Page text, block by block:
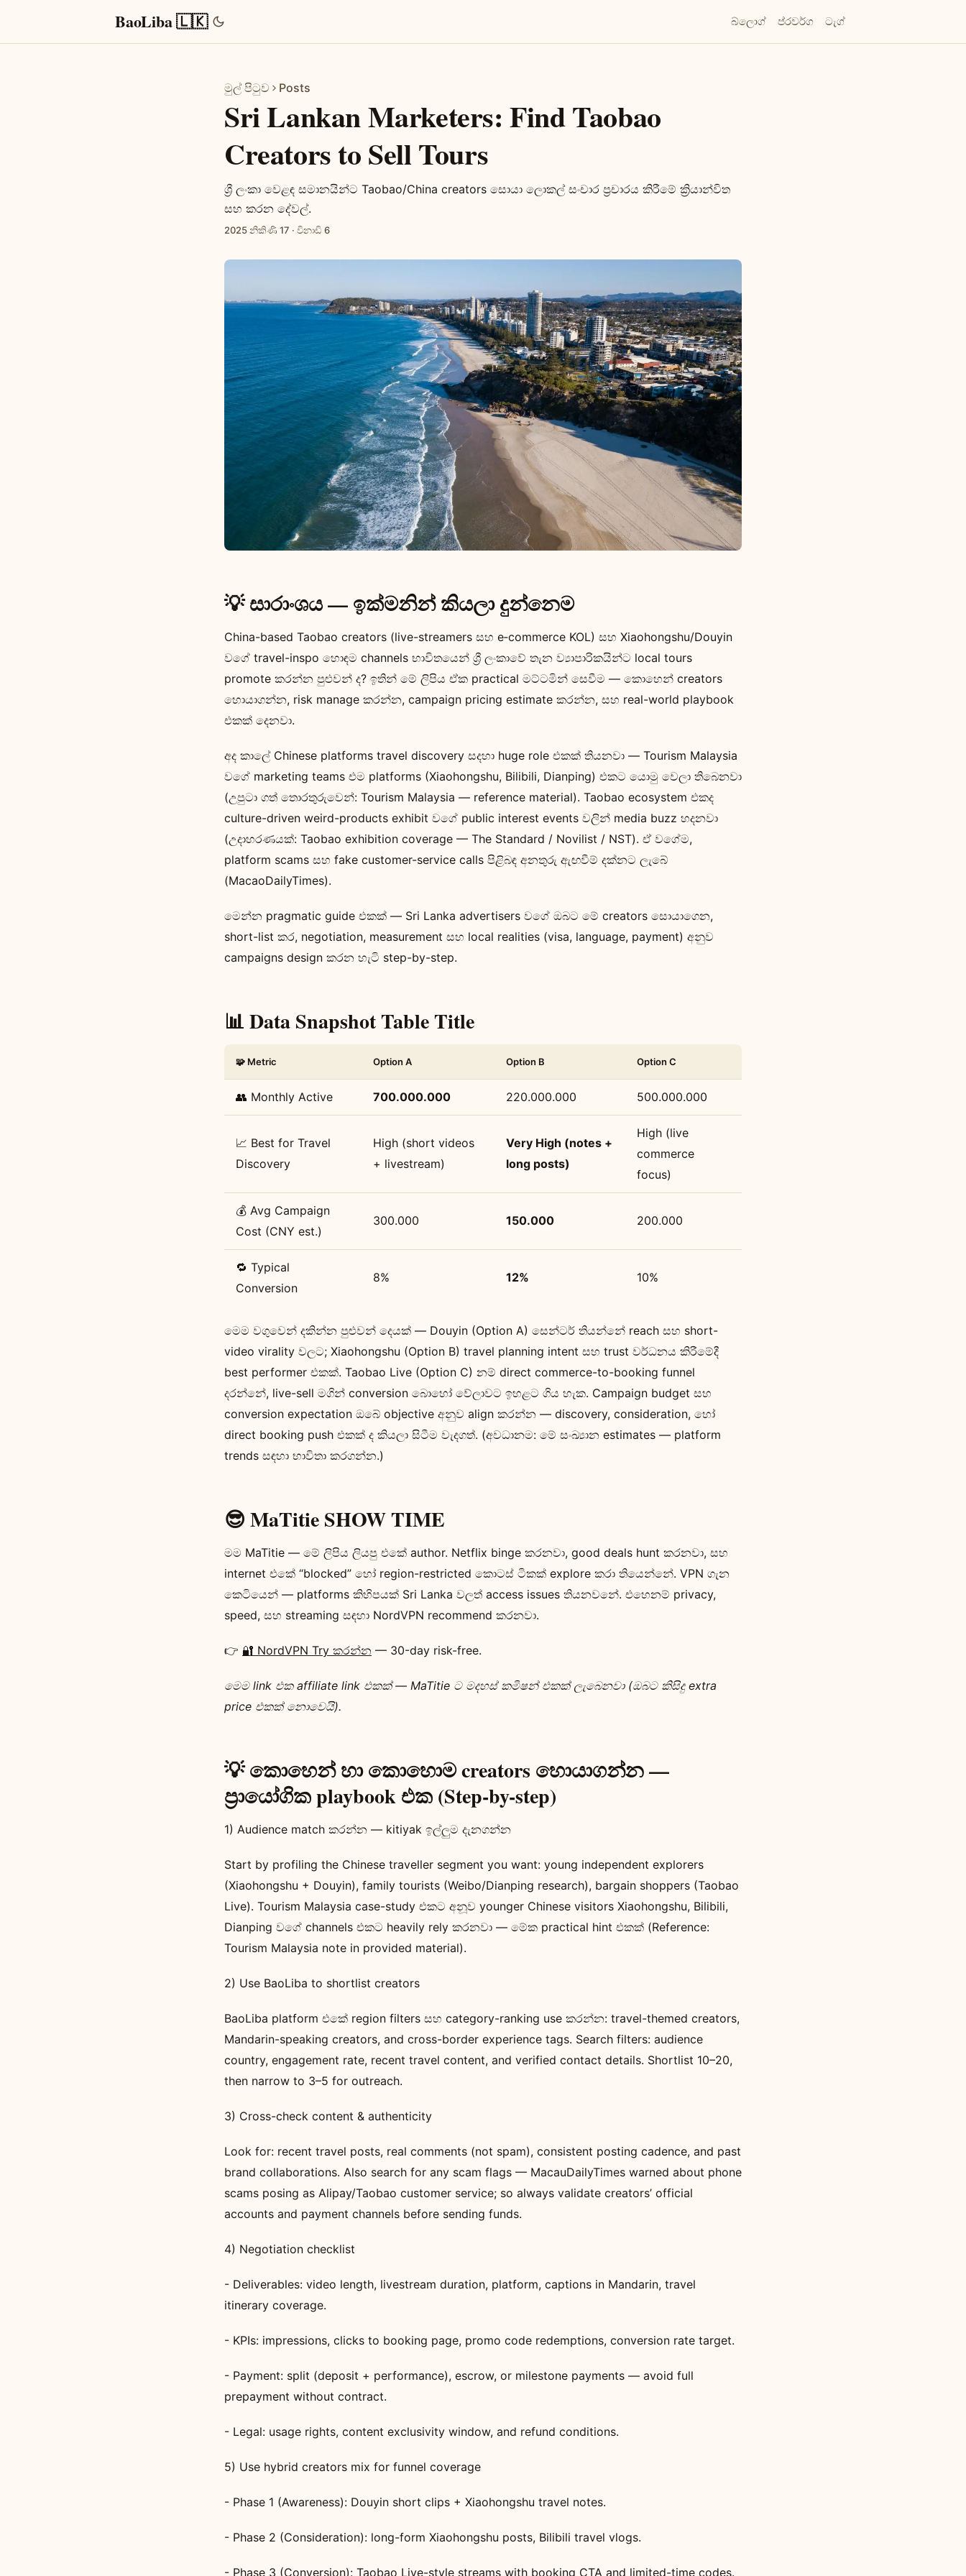
BaoLiba 🇱🇰 බ්ලොග් ප්රවර්ග ටැග්
මුල් පිටුව Posts
Sri Lankan Marketers: Find Taobao
Creators to Sell Tours
ශ්‍රී ලංකා වෙළඳ සමානයින්ට Taobao/China creators සොයා ලොකල් සංචාර ප්‍රචාරය කිරීමේ ක්‍රියාන්විත
සහ කරන දේවල්.
2025 නිකිණි 17 · විනාඩි 6
💡 සාරාංශය — ඉක්මනින් කියලා දුන්නෙම
China-based Taobao creators (live-streamers සහ e‑commerce KOL) සහ Xiaohongshu/Douyin
වගේ travel-inspo හොඳම channels භාවිතයෙන් ශ්‍රී ලංකාවේ තැන ව්‍යාපාරිකයින්ට local tours
promote කරන්න පුළුවන් ද? ඉතින් මේ ලිපිය ඒක practical මට්ටමින් සෙවීම — කොහෙන් creators
හොයාගන්න, risk manage කරන්න, campaign pricing estimate කරන්න, සහ real-world playbook
එකක් දෙනවා.
අද කාලේ Chinese platforms travel discovery සදහා huge role එකක් තියනවා — Tourism Malaysia
වගේ marketing teams එම platforms (Xiaohongshu, Bilibili, Dianping) එකට යොමු වෙලා තිබෙනවා
(උපුටා ගත් තොරතුරුවෙන්: Tourism Malaysia — reference material). Taobao ecosystem එකද
culture-driven weird-products exhibit වගේ public interest events වලින් media buzz හදනවා
(උදාහරණයක්: Taobao exhibition coverage — The Standard / Novilist / NST). ඒ වගේම,
platform scams සහ fake customer-service calls පිළිබඳ අනතුරු ඇඟවීම් දක්නට ලැබේ
(MacaoDailyTimes).
මෙන්න pragmatic guide එකක් — Sri Lanka advertisers වගේ ඔබට මේ creators සොයාගෙන,
short-list කර, negotiation, measurement සහ local realities (visa, language, payment) අනුව
campaigns design කරන හැටි step-by-step.
📊 Data Snapshot Table Title
🧩 Metric Option A Option B Option C
👥 Monthly Active 700.000.000 220.000.000 500.000.000
📈 Best for Travel
Discovery
High (short videos
+ livestream)
Very High (notes +
long posts)
High (live
commerce
focus)
💰 Avg Campaign
Cost (CNY est.)
300.000 150.000 200.000
🔁 Typical
Conversion
8% 12% 10%
මෙම වගුවෙන් දකින්න පුළුවන් දෙයක් — Douyin (Option A) සෙන්ටර් තියන්නේ reach සහ short-
video virality වලට; Xiaohongshu (Option B) travel planning intent සහ trust වර්ධනය කිරීමේදී
best performer එකක්. Taobao Live (Option C) නම් direct commerce-to-booking funnel
දරන්නේ, live-sell මගින් conversion බොහෝ වේලාවට ඉහළට ගිය හැක. Campaign budget සහ
conversion expectation ඔබේ objective අනුව align කරන්න — discovery, consideration, හෝ
direct booking push එකක් ද කියලා සිටීම වැදගත්. (අවධානම: මේ සංඛ්‍යාන estimates — platform
trends සඳහා භාවිතා කරගන්න.)
😎 MaTitie SHOW TIME
මම MaTitie — මේ ලිපිය ලියපු එකේ author. Netflix binge කරනවා, good deals hunt කරනවා, සහ
internet එකේ “blocked” හෝ region-restricted කොටස් ටිකක් explore කරා තියෙන්නේ. VPN ගැන
කෙටියෙන් — platforms කිහිපයක් Sri Lanka වලත් access issues තියනවනේ. එහෙනම් privacy,
speed, සහ streaming සඳහා NordVPN recommend කරනවා.
👉 🔐 NordVPN Try කරන්න — 30-day risk-free.
මෙම link එක affiliate link එකක් — MaTitie ට මදහස් කමිෂන් එකක් ලැබෙනවා (ඔබට කිසිදු extra
price එකක් නොවෙයි).
💡 කොහෙන් හා කොහොම creators හොයාගන්න —
ප්‍රායෝගික playbook එක (Step-by-step)
1) Audience match කරන්න — kitiyak ඉල්ලුම දැනගන්න
Start by profiling the Chinese traveller segment you want: young independent explorers
(Xiaohongshu + Douyin), family tourists (Weibo/Dianping research), bargain shoppers (Taobao
Live). Tourism Malaysia case-study එකට අනූව younger Chinese visitors Xiaohongshu, Bilibili,
Dianping වගේ channels එකට heavily rely කරනවා — මේක practical hint එකක් (Reference:
Tourism Malaysia note in provided material).
2) Use BaoLiba to shortlist creators
BaoLiba platform එකේ region filters සහ category-ranking use කරන්න: travel-themed creators,
Mandarin-speaking creators, and cross-border experience tags. Search filters: audience
country, engagement rate, recent travel content, and verified contact details. Shortlist 10–20,
then narrow to 3–5 for outreach.
3) Cross-check content & authenticity
Look for: recent travel posts, real comments (not spam), consistent posting cadence, and past
brand collaborations. Also search for any scam flags — MacauDailyTimes warned about phone
scams posing as Alipay/Taobao customer service; so always validate creators’ official
accounts and payment channels before sending funds.
4) Negotiation checklist
- Deliverables: video length, livestream duration, platform, captions in Mandarin, travel
itinerary coverage.
- KPIs: impressions, clicks to booking page, promo code redemptions, conversion rate target.
- Payment: split (deposit + performance), escrow, or milestone payments — avoid full
prepayment without contract.
- Legal: usage rights, content exclusivity window, and refund conditions.
5) Use hybrid creators mix for funnel coverage
- Phase 1 (Awareness): Douyin short clips + Xiaohongshu travel notes.
- Phase 2 (Consideration): long-form Xiaohongshu posts, Bilibili travel vlogs.
- Phase 3 (Conversion): Taobao Live-style streams with booking CTA and limited-time codes.